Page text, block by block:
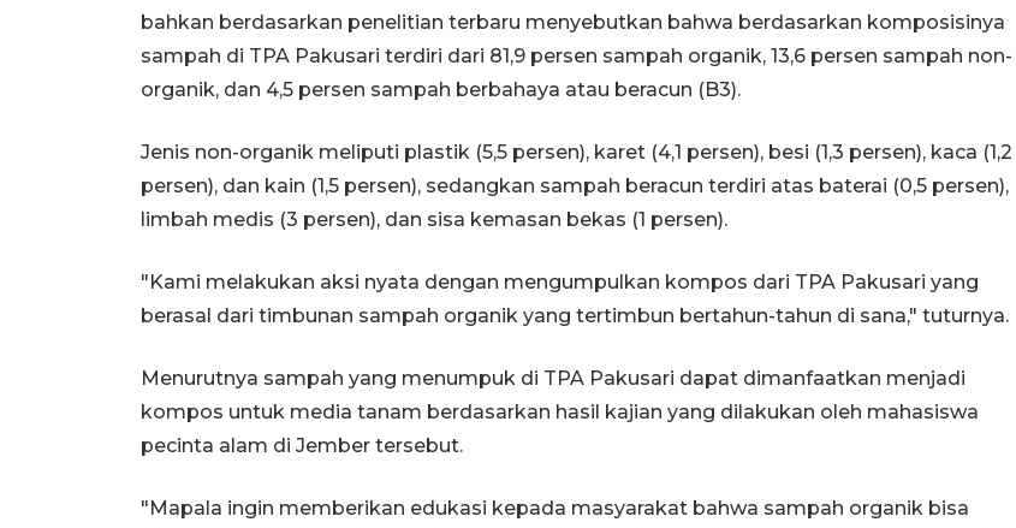
bahkan berdasarkan penelitian terbaru menyebutkan bahwa berdasarkan komposisinya
sampah di TPA Pakusari terdiri dari 81,9 persen sampah organik, 13,6 persen sampah non-
organik, dan 4,5 persen sampah berbahaya atau beracun (B3).
Jenis non-organik meliputi plastik (5,5 persen), karet (4,1 persen), besi (1,3 persen), kaca (1,2
persen), dan kain (1,5 persen), sedangkan sampah beracun terdiri atas baterai (0,5 persen),
limbah medis (3 persen), dan sisa kemasan bekas (1 persen).
"Kami melakukan aksi nyata dengan mengumpulkan kompos dari TPA Pakusari yang
berasal dari timbunan sampah organik yang tertimbun bertahun-tahun di sana," tuturnya.
Menurutnya sampah yang menumpuk di TPA Pakusari dapat dimanfaatkan menjadi
kompos untuk media tanam berdasarkan hasil kajian yang dilakukan oleh mahasiswa
pecinta alam di Jember tersebut.
"Mapala ingin memberikan edukasi kepada masyarakat bahwa sampah organik bisa